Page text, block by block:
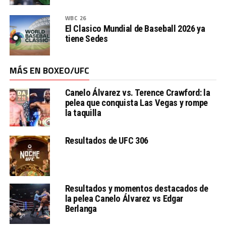
WBC 26
El Clasico Mundial de Baseball 2026 ya
tiene Sedes
MÁS EN BOXEO/UFC
Canelo Álvarez vs. Terence Crawford: la
pelea que conquista Las Vegas y rompe
la taquilla
Resultados de UFC 306
Resultados y momentos destacados de
la pelea Canelo Álvarez vs Edgar
Berlanga